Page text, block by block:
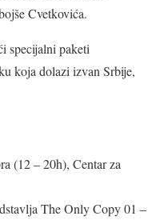
Cvetkovića.
specijalni paketi
koja dolazi izvan Srbije,
(12 – 20h), Centar za
The Only Copy 01 –